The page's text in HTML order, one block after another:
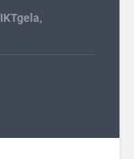
IKTgela,